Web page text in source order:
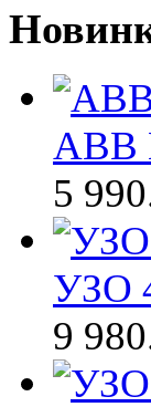
ABB
5
УЗО
9